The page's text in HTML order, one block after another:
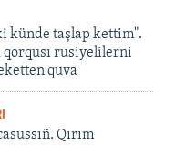
künde taşlap kettim".
rusiyelilerni
quva
Qırım